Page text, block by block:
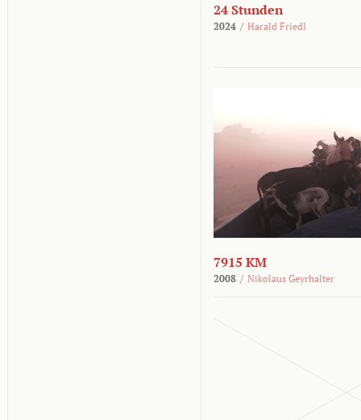
24 Stunden
2024 / Harald Friedl
7915 KM
2008 / Nikolaus Geyrhalter